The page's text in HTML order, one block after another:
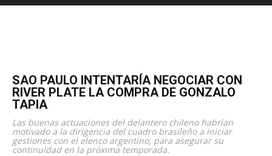
SAO PAULO INTENTARÍA NEGOCIAR CON
RIVER PLATE LA COMPRA DE GONZALO
TAPIA
Las buenas actuaciones del delantero chileno habrían
motivado a la dirigencia del cuadro brasileño a iniciar
gestiones con el elenco argentino, para asegurar su
continuidad en la próxima temporada.